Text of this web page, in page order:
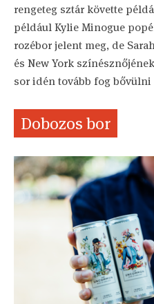
rengeteg sztár követte
például Kylie Minogue
rozébor jelent meg, de
és New York
sor idén tovább fog
Dobozos bor